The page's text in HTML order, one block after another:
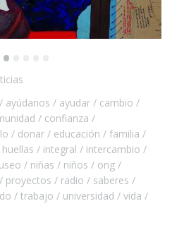
•
ayúdanos ayudar
cambio
confianza
donar educación
familia
huellas integral
intercambio
niñas niños
ong
proyectos radio
saberes
trabajo universidad
vida